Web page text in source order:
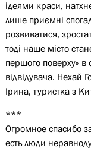
ідеями краси,
лише приємні
розвиватися,
тоді наше місто
першого поверху» в
відвідувача. Нехай
Ірина, туристка з
***
Огромное спасибо
есть люди